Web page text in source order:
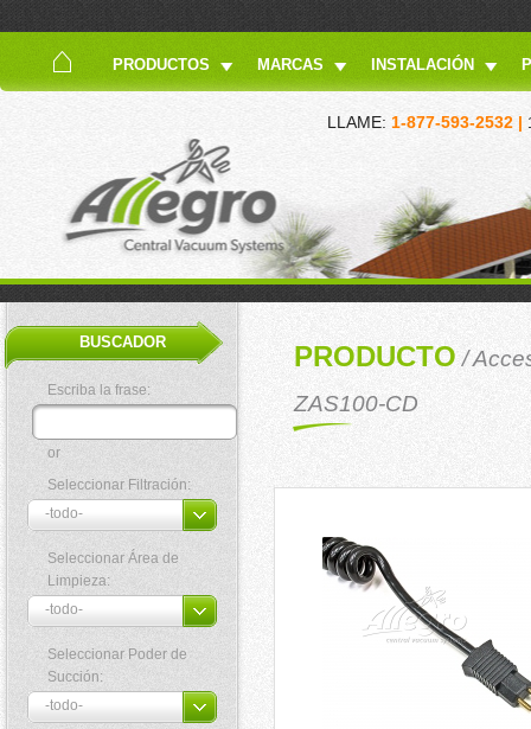
PRODUCTOS MARCAS INSTALACIÓN
LLAME: 1-877-593-2532 |
BUSCADOR
Escriba la frase:
or
Seleccionar Filtración:
Seleccionar Área de
Limpieza:
Seleccionar Poder de
Succión:
PRODUCTO/
ZAS100-CD